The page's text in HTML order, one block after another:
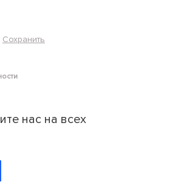
Сохранить
нас на всех